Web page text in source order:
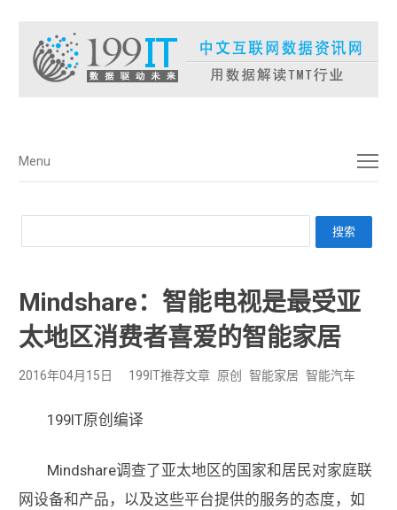
菜单
Menu
Mindshare：智能电视是最受亚
太地区消费者喜爱的智能家居
2016年04月15日 199IT推荐文章 原创 智能家居 智能汽车
199IT原创编译
Mindshare调查了亚太地区的国家和居民对家庭联
网设备和产品，以及这些平台提供的服务的态度，如